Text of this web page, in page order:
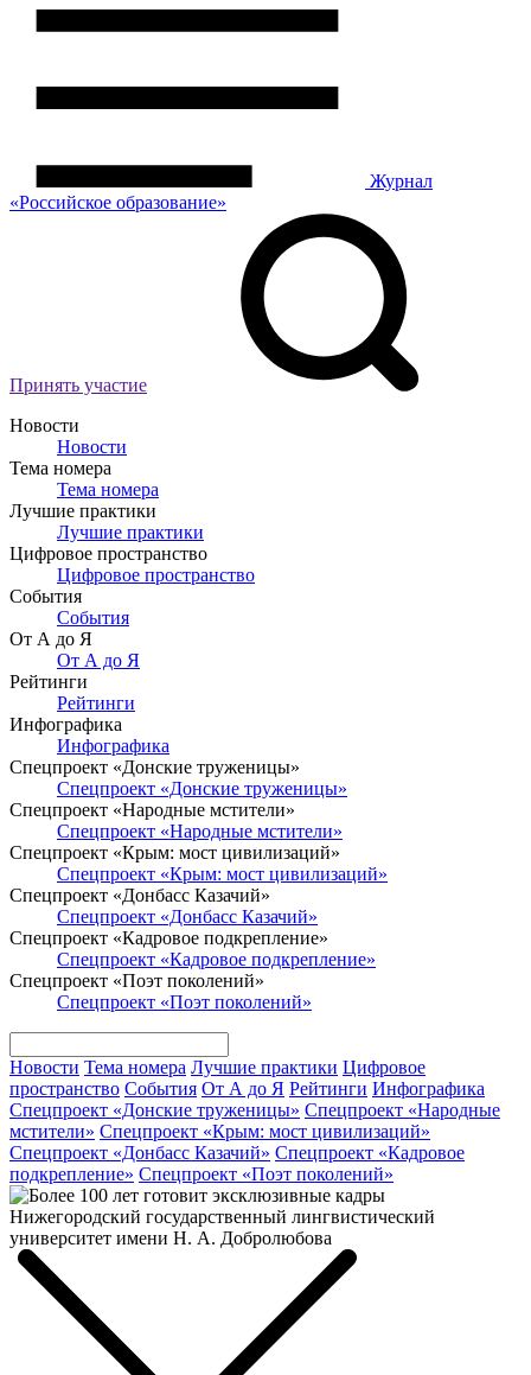
Журнал
«Российское образование»
Принять участие
Новости
Новости
Тема номера
Тема номера
Лучшие практики
Лучшие практики
Цифровое пространство
Цифровое пространство
События
События
От А до Я
От А до Я
Рейтинги
Рейтинги
Инфографика
Инфографика
Спецпроект «Донские труженицы»
Спецпроект «Донские труженицы»
Спецпроект «Народные мстители»
Спецпроект «Народные мстители»
Спецпроект «Крым: мост цивилизаций»
Спецпроект «Крым: мост цивилизаций»
Спецпроект «Донбасс Казачий»
Спецпроект «Донбасс Казачий»
Спецпроект «Кадровое подкрепление»
Спецпроект «Кадровое подкрепление»
Спецпроект «Поэт поколений»
Спецпроект «Поэт поколений»
Новости Тема номера Лучшие практики Цифровое
пространство События От А до Я Рейтинги Инфографика
Спецпроект «Донские труженицы» Спецпроект «Народные
мстители» Спецпроект «Крым: мост цивилизаций»
Спецпроект «Донбасс Казачий» Спецпроект «Кадровое
подкрепление» Спецпроект «Поэт поколений»